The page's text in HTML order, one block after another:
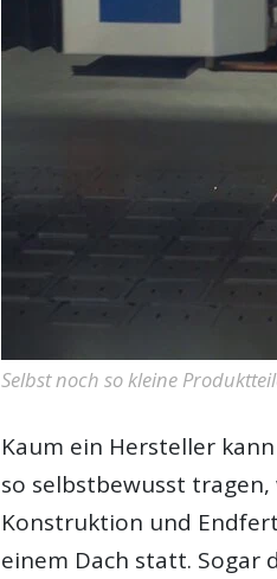
Selbst noch so kleine
Kaum ein Hersteller
so selbstbewusst
Konstruktion und
einem Dach statt. Sogar